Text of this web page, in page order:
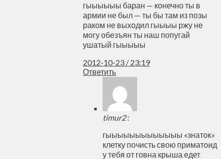
гыыыыыы баран — конечно ты в
армии не был — ты бы там из позы
раком не выходил гыыыы ржу не
могу обезъян ты наш попугай
ушатый гыыыыы
2012-10-23 / 23:19
Ответить
timur2 :
гыыыыыыыыыыыыы «знаток»
клетку почисть свою приматоид
у тебя от говна крыша едет